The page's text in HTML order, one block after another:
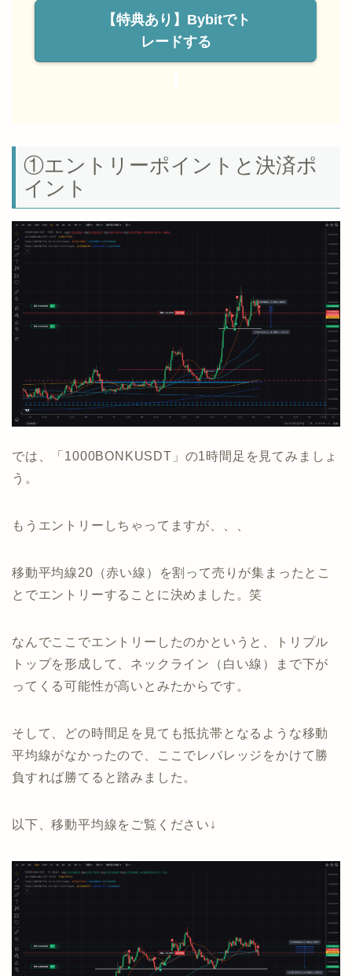
【特典あり】Bybitでト
レードする
①エントリーポイントと決済ポ
イント
では、「1000BONKUSDT」の1時間足を見てみましょ
う。
もうエントリーしちゃってますが、、、
移動平均線20（赤い線）を割って売りが集まったとこ
とでエントリーすることに決めました。笑
なんでここでエントリーしたのかというと、トリプル
トップを形成して、ネックライン（白い線）まで下が
ってくる可能性が高いとみたからです。
そして、どの時間足を見ても抵抗帯となるような移動
平均線がなかったので、ここでレバレッジをかけて勝
負すれば勝てると踏みました。
以下、移動平均線をご覧ください↓